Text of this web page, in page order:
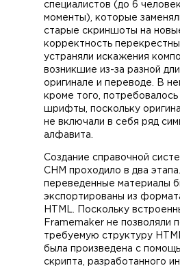
специалистов (до 6
моменты), которые
старые скриншоты на
корректность
устраняли искажения
возникшие из-за разной
оригинале и переводе. В
кроме того, потребовалось
шрифты, поскольку
не включали в себя ряд
алфавита.
Создание справочной
CHM проходило в два
переведенные материалы
экспортированы из
HTML. Поскольку
Framemaker не позволяли
требуемую структуру
была произведена с
скрипта, разработанного